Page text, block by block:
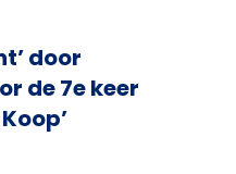
door
de 7e keer